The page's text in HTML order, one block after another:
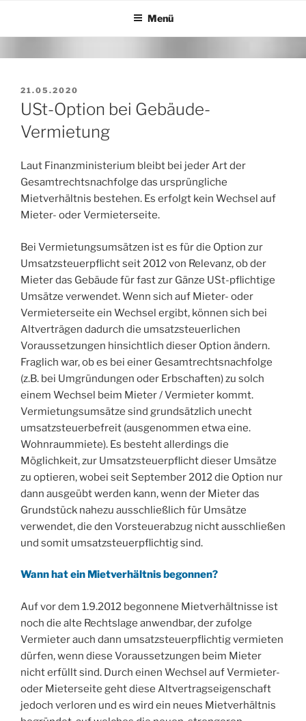
springen
Menü
VERÖFFENTLICHT
AM
21.05.2020
USt-Option bei Gebäude-
Vermietung
Laut Finanzministerium bleibt bei jeder Art der
Gesamtrechtsnachfolge das ursprüngliche
Mietverhältnis bestehen. Es erfolgt kein Wechsel auf
Mieter- oder Vermieterseite.
Bei Vermietungsumsätzen ist es für die Option zur
Umsatzsteuerpflicht seit 2012 von Relevanz, ob der
Mieter das Gebäude für fast zur Gänze USt-pflichtige
Umsätze verwendet. Wenn sich auf Mieter- oder
Vermieterseite ein Wechsel ergibt, können sich bei
Altverträgen dadurch die umsatzsteuerlichen
Voraussetzungen hinsichtlich dieser Option ändern.
Fraglich war, ob es bei einer Gesamtrechtsnachfolge
(z.B. bei Umgründungen oder Erbschaften) zu solch
einem Wechsel beim Mieter / Vermieter kommt.
Vermietungsumsätze sind grundsätzlich unecht
umsatzsteuerbefreit (ausgenommen etwa eine.
Wohnraummiete). Es besteht allerdings die
Möglichkeit, zur Umsatzsteuerpflicht dieser Umsätze
zu optieren, wobei seit September 2012 die Option nur
dann ausgeübt werden kann, wenn der Mieter das
Grundstück nahezu ausschließlich für Umsätze
verwendet, die den Vorsteuerabzug nicht ausschließen
und somit umsatzsteuerpflichtig sind.
Wann hat ein Mietverhältnis begonnen?
Auf vor dem 1.9.2012 begonnene Mietverhältnisse ist
noch die alte Rechtslage anwendbar, der zufolge
Vermieter auch dann umsatzsteuerpflichtig vermieten
dürfen, wenn diese Voraussetzungen beim Mieter
nicht erfüllt sind. Durch einen Wechsel auf Vermieter-
oder Mieterseite geht diese Altvertragseigenschaft
jedoch verloren und es wird ein neues Mietverhältnis